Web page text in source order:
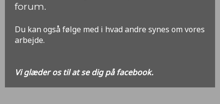
forum.
Du kan også følge med i hvad andre synes om vores
arbejde.
Vi glæder os til at se dig på facebook.